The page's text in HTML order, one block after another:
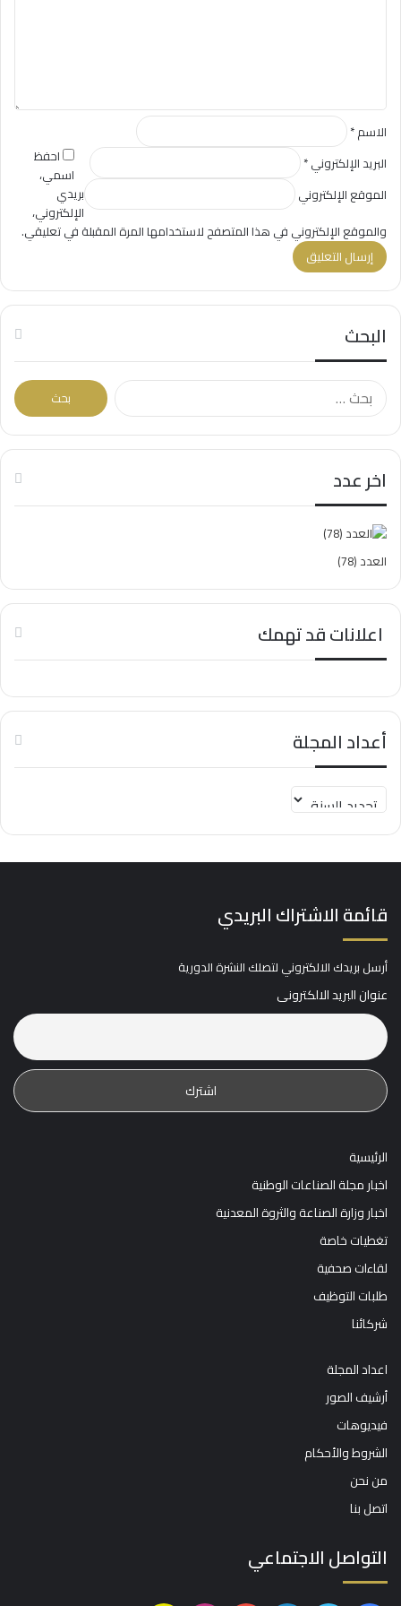
الاسم*
البريد الإلكتروني*
الموقع الإلكتروني
احفظ
اسمي،
بريدي
الإلكتروني،
والموقع الإلكتروني في هذا المتصفح لاستخدامها المرة المقبلة في تعليقي.
البحث
ح
ن
اخر عدد
العدد (78)
اعلانات قد تهمك
أعداد المجلة
قائمة الاشتراك البريدي
أرسل بريدك الالكتروني لتصلك النشرة الدورية
عنوان البريد الالكترونى
الرئيسية
اخبار مجلة الصناعات الوطنية
اخبار وزارة الصناعة والثروة المعدنية
تغطيات خاصة
لقاءات صحفية
طلبات التوظيف
شركائنا
اعداد المجلة
أرشيف الصور
فيديوهات
الشروط والأحكام
من نحن
اتصل بنا
التواصل الاجتماعي